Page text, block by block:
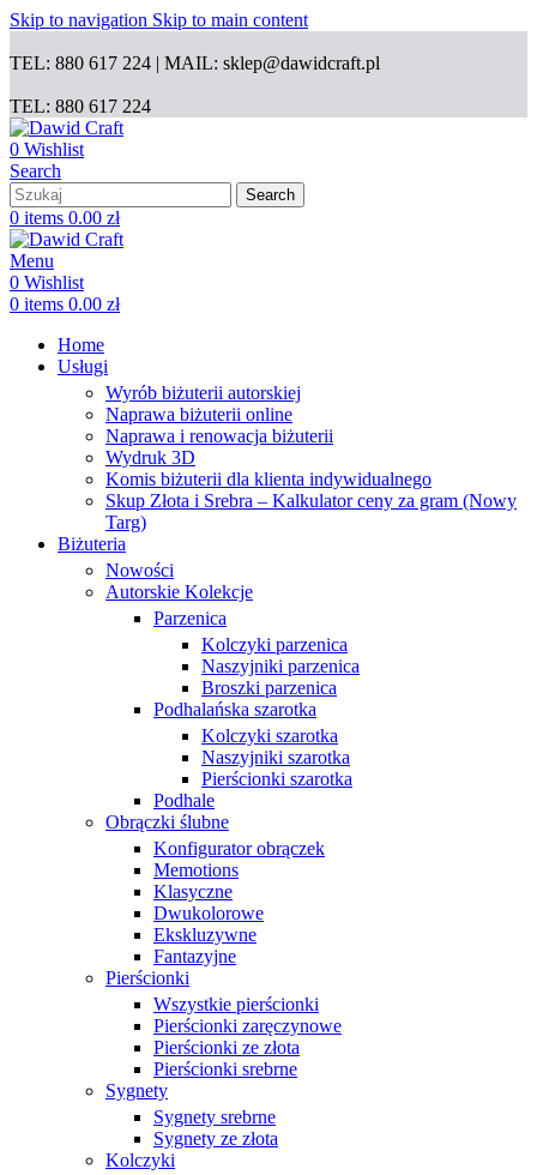
Skip to navigation Skip to main content
TEL: 880 617 224 | MAIL: sklep@dawidcraft.pl
TEL: 880 617 224
0 Wishlist
Search
Search
0 items 0.00 zł
Menu
0 Wishlist
0 items 0.00 zł
Home
Usługi
Wyrób biżuterii autorskiej
Naprawa biżuterii online
Naprawa i renowacja biżuterii
Wydruk 3D
Komis biżuterii dla klienta indywidualnego
Skup Złota i Srebra – Kalkulator ceny za gram (Nowy
Targ)
Biżuteria
Nowości
Autorskie Kolekcje
Parzenica
Kolczyki parzenica
Naszyjniki parzenica
Broszki parzenica
Podhalańska szarotka
Kolczyki szarotka
Naszyjniki szarotka
Pierścionki szarotka
Podhale
Obrączki ślubne
Konfigurator obrączek
Memotions
Klasyczne
Dwukolorowe
Ekskluzywne
Fantazyjne
Pierścionki
Wszystkie pierścionki
Pierścionki zaręczynowe
Pierścionki ze złota
Pierścionki srebrne
Sygnety
Sygnety srebrne
Sygnety ze złota
Kolczyki